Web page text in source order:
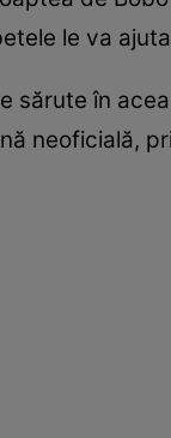
le va
sărute în
neoficială,